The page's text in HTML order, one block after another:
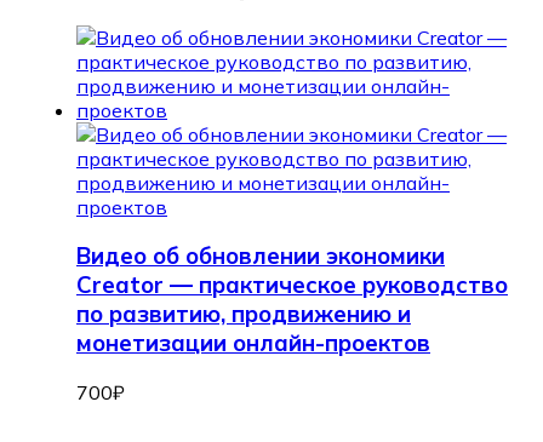
Видео об обновлении экономики
Creator — практическое руководство
по развитию, продвижению и
монетизации онлайн-проектов
700₽